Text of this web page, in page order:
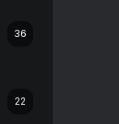
36
22